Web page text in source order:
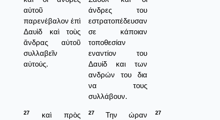
αὐτοῦ
παρενέβαλον ἐπὶ
Δαυὶδ καὶ τοὺς
ἄνδρας αὐτοῦ
συλλαβεῖν
αὐτούς.
άνδρες του
εστρατοπέδευσαν
σε κάποιαν
τοποθεσίαν
εναντίον του
Δαυίδ και των
ανδρών του δια
να τους
συλλάβουν.
27
καὶ πρὸς
27
Την ώραν
27